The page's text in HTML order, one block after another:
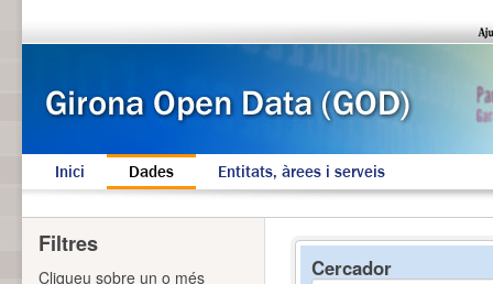
Inici Dades Entitats, àrees i serveis
Cercador
Filtres
Cliqueu sobre un o més